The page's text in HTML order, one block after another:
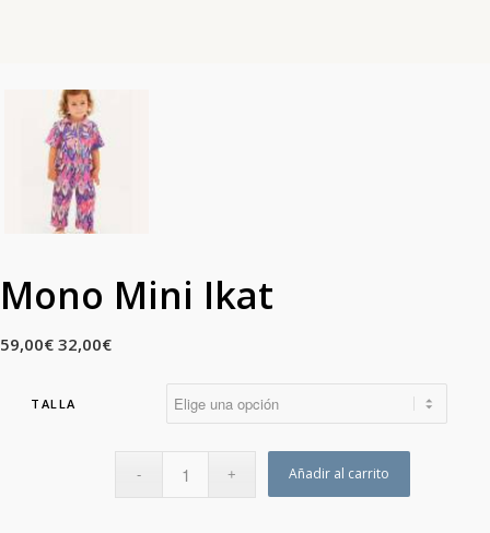
Mono Mini Ikat
59,00€ 32,00€
TALLA
Añadir al carrito